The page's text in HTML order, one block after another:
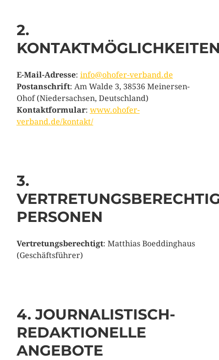
2.
E-Mail-Adresse: info@ohofer-verband.de
Postanschrift: Am Walde 3, 38536 Meinersen-
Ohof (Niedersachsen, Deutschland)
Kontaktformular: www.ohofer-
verband.de/kontakt/
3.
PERSONEN
Vertretungsberechtigt: Matthias Boeddinghaus
(Geschäftsführer)
4. JOURNALISTISCH-
REDAKTIONELLE
ANGEBOTE